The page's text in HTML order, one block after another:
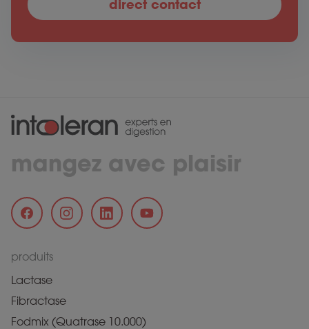
direct contact
mangez avec plaisir
produits
Lactase
Fibractase
Fodmix (Quatrase 10.000)